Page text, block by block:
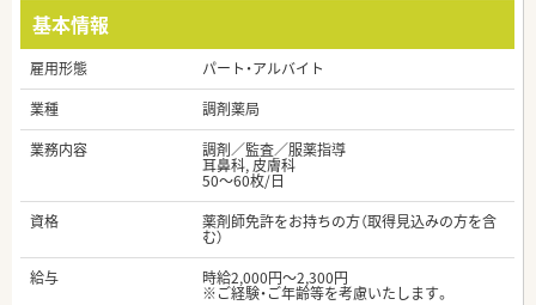
基本情報
雇用形態
パート・アルバイト
業種
調剤薬局
業務内容
調剤／監査／服薬指導
耳鼻科, 皮膚科
50～60枚/日
資格
薬剤師免許をお持ちの方（取得見込みの方を含
む）
給与
時給2,000円～2,300円
※ご経験・ご年齢等を考慮いたします。